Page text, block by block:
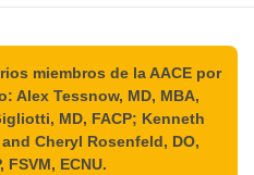
miembros de la AACE por
Alex Tessnow, MD, MBA,
MD, FACP; Kenneth
Cheryl Rosenfeld, DO,
FSVM, ECNU.